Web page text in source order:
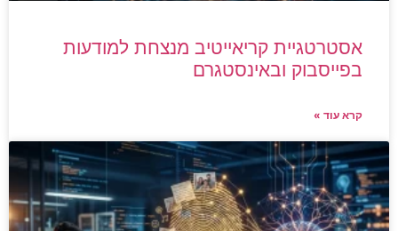
אסטרטגיית קריאייטיב מנצחת למודעות
בפייסבוק ובאינסטגרם
קרא עוד »